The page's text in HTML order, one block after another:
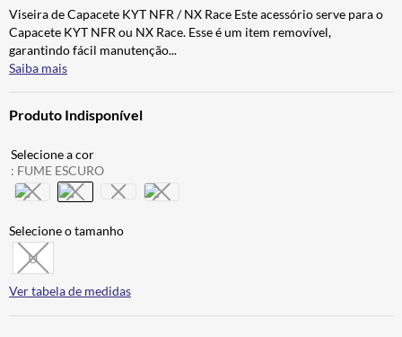
Viseira de Capacete KYT NFR / NX Race Este acessório serve para o
Capacete KYT NFR ou NX Race. Esse é um item removível,
garantindo fácil manutenção...
Saiba mais
Produto Indisponível
: FUME ESCURO
U
Ver tabela de medidas
6º BAU
7º ALPINESTAR
8º CALÇA